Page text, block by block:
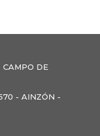
CAMPO DE
- AINZÓN -